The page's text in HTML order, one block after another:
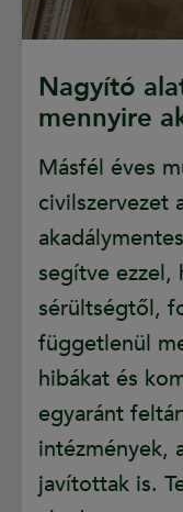
Nagyító
mennyire
Másfél éves
civilszervezet
segítve ezzel,
sérültségtől,
függetlenül
hibákat és
egyaránt
intézmények,
javítottak is.